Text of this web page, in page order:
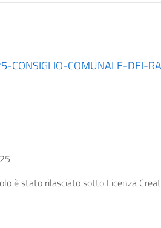
COMUNALE-DEI-
è stato rilasciato sotto Licenza